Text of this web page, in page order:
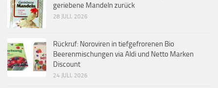
geriebene Mandeln zurück
28 JULI, 2026
Rückruf: Noroviren in tiefgefrorenen Bio
Beerenmischungen via Aldi und Netto Marken
Discount
24 JULI, 2026